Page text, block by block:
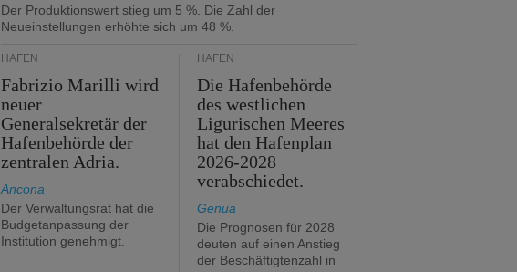
Der Produktionswert stieg um 5 %. Die Zahl der
Neueinstellungen erhöhte sich um 48 %.
HÄFEN
Fabrizio Marilli wird
neuer
Generalsekretär der
Hafenbehörde der
zentralen Adria.
Ancona
Der Verwaltungsrat hat die
Budgetanpassung der
Institution genehmigt.
HÄFEN
Die Hafenbehörde
des westlichen
Ligurischen Meeres
hat den Hafenplan
2026-2028
verabschiedet.
Genua
Die Prognosen für 2028
deuten auf einen Anstieg
der Beschäftigtenzahl in